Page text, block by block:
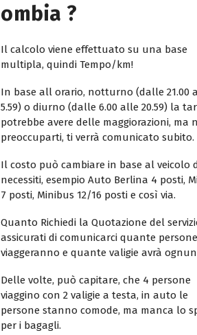
Ombia ?
Il calcolo viene effettuato su una base
multipla, quindi Tempo/km!
In base all orario, notturno (dalle 21.00
5.59) o diurno (dalle 6.00 alle 20.59) la
potrebbe avere delle maggiorazioni, ma
preoccuparti, ti verrà comunicato subito.
Il costo può cambiare in base al veicolo
necessiti, esempio Auto Berlina 4 posti,
7 posti, Minibus 12/16 posti e così via.
Quanto Richiedi la Quotazione del
assicurati di comunicarci quante persone
viaggeranno e quante valigie avrà
Delle volte, può capitare, che 4 persone
viaggino con 2 valigie a testa, in auto le
persone stanno comode, ma manca lo
per i bagagli.